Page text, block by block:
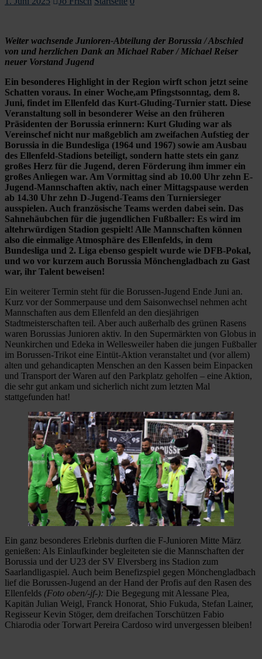
Weiter wachsende Junioren-Abteilung der Borussia / Abschied
von und herzlichen Dank an Michael Raber / Michael Reiser
neuer Vorstand Jugend
Ein besonderes Highlight in der Region wirft schon jetzt seine
Schatten voraus. In einer Woche,am Pfingstsonntag, dem 8.
Juni, findet im Ellenfeld das Kurt-Gluding-Turnier statt. Diese
Veranstaltung soll in besonderer Weise an den früheren
Präsidenten der Borussia erinnern: Kurt Gluding war als
Vereinschef nicht nur maßgeblich am zweifachen Aufstieg der
Borussia in die Bundesliga (1964 und 1967) sowie am Ausbau
des Ellenfeld-Stadions beteiligt, sondern hatte stets ein ganz
großes Herz für die Jugend, deren Förderung ihm immer ein
großes Anliegen war. Am Vormittag sind ab 10.00 Uhr zehn E-
Jugend-Mannschaften aktiv, nach einer Mittagspause werden
ab 14.30 Uhr zehn D-Jugend-Teams den Turniersieger
ausspielen. Auch französische Teams werden dabei sein. Das
Sahnehäubchen für die jugendlichen Fußballer: Es wird im
altehrwürdigen Stadion gespielt! Alle Mannschaften können
also die einmalige Atmosphäre des Ellenfelds, in dem
Bundesliga und 2. Liga ebenso gespielt wurde wie DFB-Pokal,
und wo vor kurzem auch Borussia Mönchengladbach zu Gast
war, ihr Talent beweisen!
Ein weiterer Termin steht für die Borussen-Jugend Ende Juni an.
Kurz vor der Sommerpause und dem Saisonwechsel nehmen acht
Mannschaften aus dem Ellenfeld an den diesjährigen
Stadtmeisterschaften teil. Aber auch außerhalb des grünen Rasens
waren Borussias Junioren aktiv. In den Supermärkten von Globus in
Neunkirchen und Edeka in Wellesweiler haben die jungen Fußballer
im Borussen-Trikot eine Eintüt-Aktion veranstaltet und (vor allem)
alten und gehandicapten Menschen an den Kassen beim Einpacken
und Transport der Waren auf den Parkplatz geholfen – eine Aktion,
die sehr gut ankam und sicherlich nicht zum letzten Mal
stattgefunden hat!
Ein ganz besonderes Erlebnis durften die F-Junioren Mitte März
genießen: Als Einlaufkinder begleiteten sie die Mannschaften der
Borussia und der U23 der SV Elversberg ins Stadion zum
Saarlandligaspiel. Auch beim Benefizspiel gegen Mönchengladbach
lief die Borussen-Jugend an der Hand der Profis auf den Rasen des
Ellenfelds (Foto oben/-jf-): Die Begegung mit Alessane Plea,
Kapitän Julian Weigl, Franck Honorat, Shio Fukuda, Stefan Lainer,
Regisseur Kevin Stöger, dem dreifachen Torschützen Fabio
Chiarodia oder Torwart Pereira Cardoso wird unvergessen bleiben!